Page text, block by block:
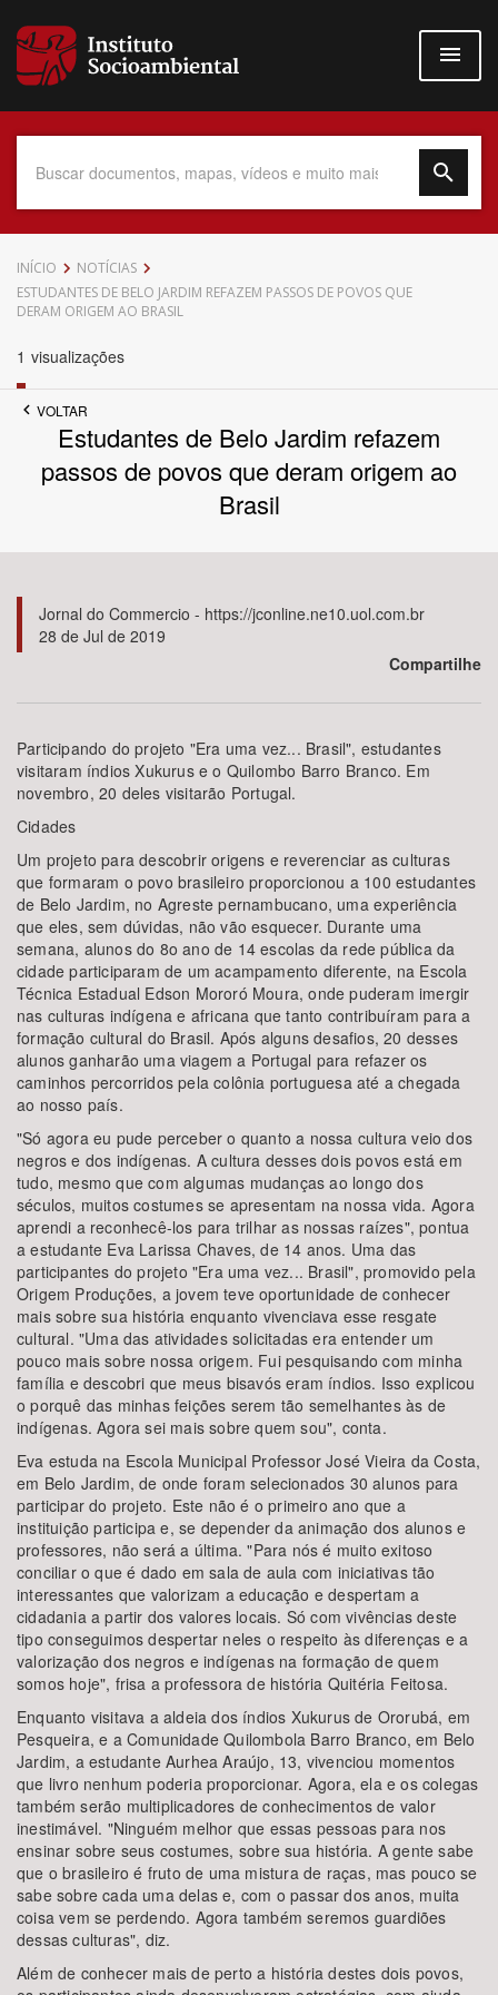
para
conteúdo
Data do Documento
Povo Indígena
Bioma / Bacia
Tema
Área Protegida
BUSCAR
INÍCIO
NOTÍCIAS
ESTUDANTES DE BELO JARDIM REFAZEM PASSOS DE POVOS QUE
DERAM ORIGEM AO BRASIL
1 visualizações
VOLTAR
Estudantes de Belo Jardim refazem
passos de povos que deram origem ao
Brasil
Jornal do Commercio - https://jconline.ne10.uol.com.br
28 de Jul de 2019
Compartilhe
Participando do projeto "Era uma vez... Brasil", estudantes
visitaram índios Xukurus e o Quilombo Barro Branco. Em
novembro, 20 deles visitarão Portugal.
Cidades
Um projeto para descobrir origens e reverenciar as culturas
que formaram o povo brasileiro proporcionou a 100 estudantes
de Belo Jardim, no Agreste pernambucano, uma experiência
que eles, sem dúvidas, não vão esquecer. Durante uma
semana, alunos do 8o ano de 14 escolas da rede pública da
cidade participaram de um acampamento diferente, na Escola
Técnica Estadual Edson Mororó Moura, onde puderam imergir
nas culturas indígena e africana que tanto contribuíram para a
formação cultural do Brasil. Após alguns desafios, 20 desses
alunos ganharão uma viagem a Portugal para refazer os
caminhos percorridos pela colônia portuguesa até a chegada
ao nosso país.
"Só agora eu pude perceber o quanto a nossa cultura veio dos
negros e dos indígenas. A cultura desses dois povos está em
tudo, mesmo que com algumas mudanças ao longo dos
séculos, muitos costumes se apresentam na nossa vida. Agora
aprendi a reconhecê-los para trilhar as nossas raízes", pontua
a estudante Eva Larissa Chaves, de 14 anos. Uma das
participantes do projeto "Era uma vez... Brasil", promovido pela
Origem Produções, a jovem teve oportunidade de conhecer
mais sobre sua história enquanto vivenciava esse resgate
cultural. "Uma das atividades solicitadas era entender um
pouco mais sobre nossa origem. Fui pesquisando com minha
família e descobri que meus bisavós eram índios. Isso explicou
o porquê das minhas feições serem tão semelhantes às de
indígenas. Agora sei mais sobre quem sou", conta.
Eva estuda na Escola Municipal Professor José Vieira da Costa,
em Belo Jardim, de onde foram selecionados 30 alunos para
participar do projeto. Este não é o primeiro ano que a
instituição participa e, se depender da animação dos alunos e
professores, não será a última. "Para nós é muito exitoso
conciliar o que é dado em sala de aula com iniciativas tão
interessantes que valorizam a educação e despertam a
cidadania a partir dos valores locais. Só com vivências deste
tipo conseguimos despertar neles o respeito às diferenças e a
valorização dos negros e indígenas na formação de quem
somos hoje", frisa a professora de história Quitéria Feitosa.
Enquanto visitava a aldeia dos índios Xukurus de Ororubá, em
Pesqueira, e a Comunidade Quilombola Barro Branco, em Belo
Jardim, a estudante Aurhea Araújo, 13, vivenciou momentos
que livro nenhum poderia proporcionar. Agora, ela e os colegas
também serão multiplicadores de conhecimentos de valor
inestimável. "Ninguém melhor que essas pessoas para nos
ensinar sobre seus costumes, sobre sua história. A gente sabe
que o brasileiro é fruto de uma mistura de raças, mas pouco se
sabe sobre cada uma delas e, com o passar dos anos, muita
coisa vem se perdendo. Agora também seremos guardiões
dessas culturas", diz.
Além de conhecer mais de perto a história destes dois povos,